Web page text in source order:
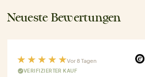
Neueste Bewertungen
Vor 8 Tagen
VERIFIZIERTER KAUF